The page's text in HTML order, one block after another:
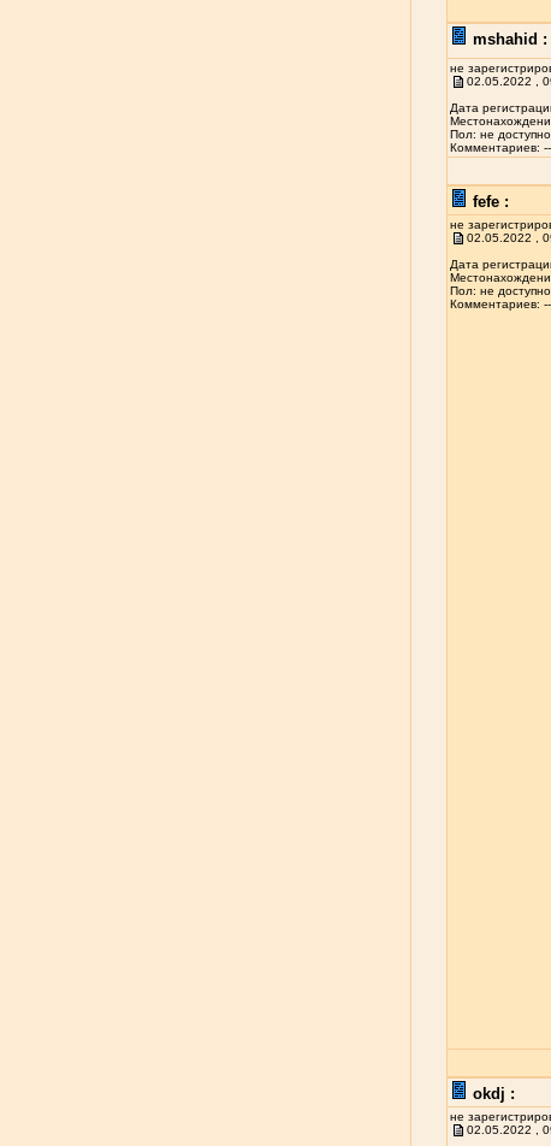
mshahid :
не
02.05.2022 ,
Дата
Пол: не доступно
Комментариев: --
fefe :
не
02.05.2022 ,
Дата
Пол: не доступно
Комментариев: --
okdj :
не
02.05.2022 ,